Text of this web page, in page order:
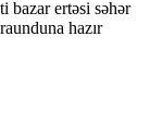
bazar ertəsi səhər
hazır